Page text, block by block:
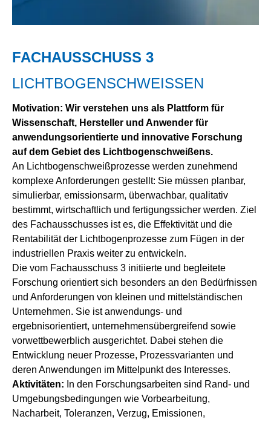
FACHAUSSCHUSS 3
LICHTBOGENSCHWEISSEN
Motivation: Wir verstehen uns als Plattform für
Wissenschaft, Hersteller und Anwender für
anwendungsorientierte und innovative Forschung
auf dem Gebiet des Lichtbogenschweißens.
An Lichtbogenschweißprozesse werden zunehmend
komplexe Anforderungen gestellt: Sie müssen planbar,
simulierbar, emissionsarm, überwachbar, qualitativ
bestimmt, wirtschaftlich und fertigungssicher werden. Ziel
des Fachausschusses ist es, die Effektivität und die
Rentabilität der Lichtbogenprozesse zum Fügen in der
industriellen Praxis weiter zu entwickeln.
Die vom Fachausschuss 3 initiierte und begleitete
Forschung orientiert sich besonders an den Bedürfnissen
und Anforderungen von kleinen und mittelständischen
Unternehmen. Sie ist anwendungs- und
ergebnisorientiert, unternehmensübergreifend sowie
vorwettbewerblich ausgerichtet. Dabei stehen die
Entwicklung neuer Prozesse, Prozessvarianten und
deren Anwendungen im Mittelpunkt des Interesses.
Aktivitäten: In den Forschungsarbeiten sind Rand- und
Umgebungsbedingungen wie Vorbearbeitung,
Nacharbeit, Toleranzen, Verzug, Emissionen,